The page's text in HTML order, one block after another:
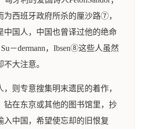
西班牙政府所杀的厘沙路⑦，
国人，中国也曾译过他的绝命
－dermann，Ibsen⑧这些人虽然
大注意。
，则专意搜集明末遗民的着作，
钻在东京或其他的图书馆里，抄
入中国，希望使忘却的旧恨复